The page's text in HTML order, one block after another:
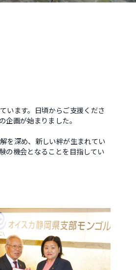
います。日頃からご支援くださ
画が始まりました。
を深め、新しい絆が生まれてい
の機会となることを目指してい